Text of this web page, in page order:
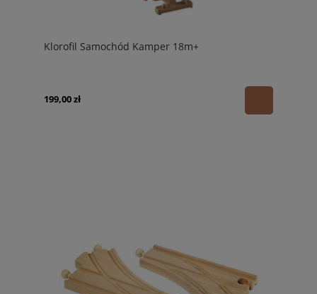
Klorofil Samochód Kamper 18m+
199,00 zł